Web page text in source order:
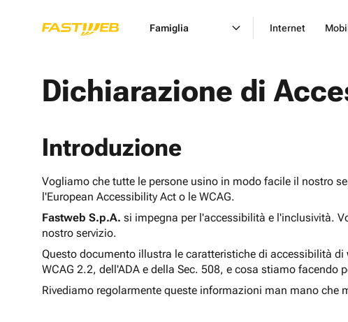
Famiglia Internet
Dichiarazione di
Introduzione
Vogliamo che tutte le persone usino in modo facile il nostro
l'European Accessibility Act o le WCAG.
Fastweb S.p.A. si impegna per l'accessibilità e l'inclusività.
nostro servizio.
Questo documento illustra le caratteristiche di accessibilità di
WCAG 2.2, dell'ADA e della Sec. 508, e cosa stiamo
Rivediamo regolarmente queste informazioni man mano che